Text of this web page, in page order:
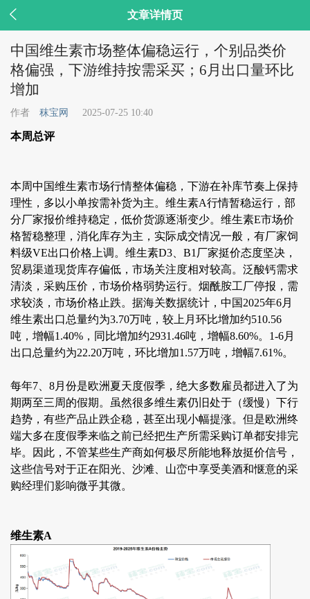
 文章详情页
中国维生素市场整体偏稳运行，个别品类价
格偏强，下游维持按需采买；6月出口量环比
增加
作者 秣宝网 2025-07-25 10:40
本周总评
本周中国维生素市场行情整体偏稳，下游在补库节奏上保持
理性，多以小单按需补货为主。维生素A行情暂稳运行，部
分厂家报价维持稳定，低价货源逐渐变少。维生素E市场价
格暂稳整理，消化库存为主，实际成交情况一般，有厂家饲
料级VE出口价格上调。维生素D3、B1厂家挺价态度坚决，
贸易渠道现货库存偏低，市场关注度相对较高。泛酸钙需求
清淡，采购压价，市场价格弱势运行。烟酰胺工厂停报，需
求较淡，市场价格止跌。据海关数据统计，中国2025年6月
维生素出口总量约为3.70万吨，较上月环比增加约510.56
吨，增幅1.40%，同比增加约2931.46吨，增幅8.60%。1-6月
出口总量约为22.20万吨，环比增加1.57万吨，增幅7.61%。
每年7、8月份是欧洲夏天度假季，绝大多数雇员都进入了为
期两至三周的假期。虽然很多维生素仍旧处于（缓慢）下行
趋势，有些产品止跌企稳，甚至出现小幅提涨。但是欧洲终
端大多在度假季来临之前已经把生产所需采购订单都安排完
毕。因此，不管某些生产商如何极尽所能地释放挺价信号，
这些信号对于正在阳光、沙滩、山峦中享受美酒和惬意的采
购经理们影响微乎其微。
维生素A